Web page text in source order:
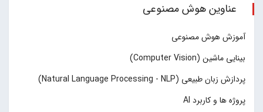
عناوین هوش مصنوعی
آموزش هوش مصنوعی
بینایی ماشین (Computer Vision)
پردازش زبان طبیعی (Natural Language Processing - NLP)
پروژه ها و کاربرد AI